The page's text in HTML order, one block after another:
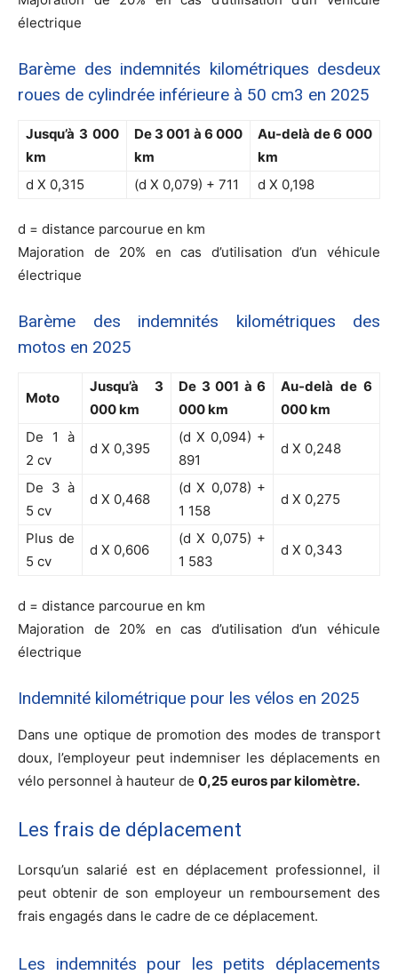
électrique
Barème des indemnités kilométriques desdeux
roues de cylindrée inférieure à 50 cm3 en 2025
Jusqu’à 3 000
km
De 3 001 à 6 000
km
Au-delà de 6 000
km
d X 0,315
(d X 0,079) + 711 d X 0,198
d = distance parcourue en km
Majoration de 20% en cas d’utilisation d’un véhicule
électrique
Barème des indemnités kilométriques des
motos en 2025
Moto
Jusqu’à 3
000 km
De 3 001 à 6
000 km
Au-delà de 6
000 km
De 1 à
2 cv
d X 0,395
(d X 0,094) +
891
d X 0,248
De 3 à
5 cv
d X 0,468
(d X 0,078) +
1 158
d X 0,275
Plus de
5 cv
d X 0,606
(d X 0,075) +
1 583
d X 0,343
d = distance parcourue en km
Majoration de 20% en cas d’utilisation d’un véhicule
électrique
Indemnité kilométrique pour les vélos en 2025
Dans une optique de promotion des modes de transport
doux, l’employeur peut indemniser les déplacements en
vélo personnel à hauteur de 0,25 euros par kilomètre.
Les frais de déplacement
Lorsqu’un salarié est en déplacement professionnel, il
peut obtenir de son employeur un remboursement des
frais engagés dans le cadre de ce déplacement.
Les indemnités pour les petits déplacements